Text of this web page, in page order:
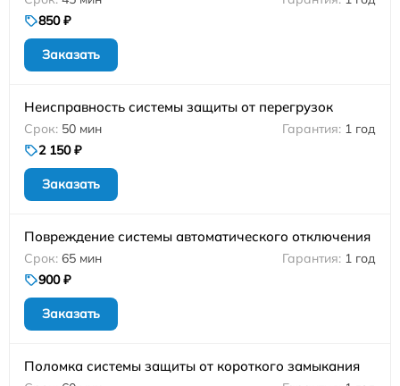
850 ₽
Заказать
Неисправность системы защиты от перегрузок
50 мин
1 год
2 150 ₽
Заказать
Повреждение системы автоматического отключения
65 мин
1 год
900 ₽
Заказать
Поломка системы защиты от короткого замыкания